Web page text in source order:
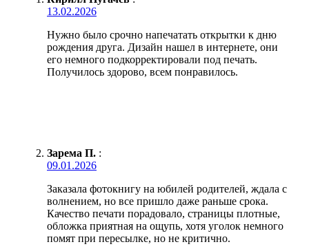
13.02.2026
Нужно было срочно напечатать открытки к дню
рождения друга. Дизайн нашел в интернете, они
его немного подкорректировали под печать.
Получилось здорово, всем понравилось.
Зарема П. :
09.01.2026
Заказала фотокнигу на юбилей родителей, ждала с
волнением, но все пришло даже раньше срока.
Качество печати порадовало, страницы плотные,
обложка приятная на ощупь, хотя уголок немного
помят при пересылке, но не критично.